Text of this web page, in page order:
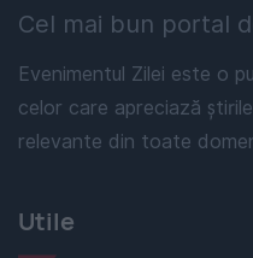
Cel mai bun portal
Evenimentul Zilei este o
celor care apreciază
relevante din toate
Utile